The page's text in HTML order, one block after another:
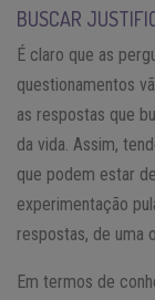
BUSCAR
É claro que as
questionamentos
as respostas que
da vida. Assim,
que podem estar
experimentação
respostas, de uma
Em termos de